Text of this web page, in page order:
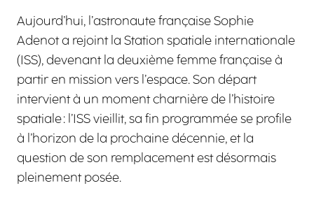
Aujourd’hui, l’astronaute française Sophie
Adenot a rejoint la Station spatiale internationale
(ISS), devenant la deuxième femme française à
partir en mission vers l’espace. Son départ
intervient à un moment charnière de l’histoire
spatiale : l’ISS vieillit, sa fin programmée se profile
à l’horizon de la prochaine décennie, et la
question de son remplacement est désormais
pleinement posée.